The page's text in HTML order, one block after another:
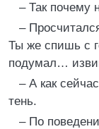
– Так почему
–
Ты же спишь с
подумал…
– А как
тень.
– По